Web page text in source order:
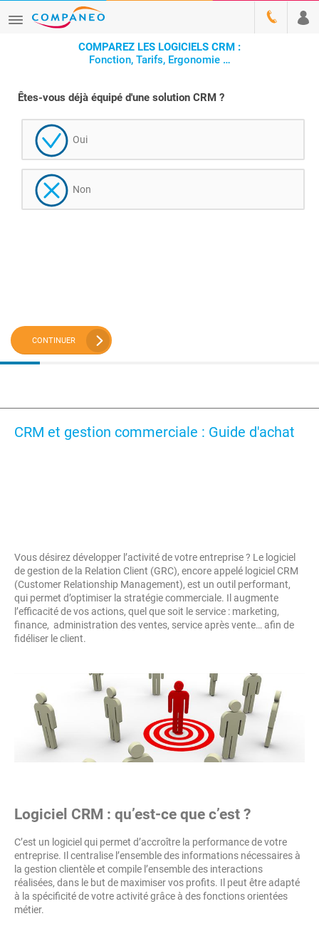
COMPAREZ LES LOGICIELS CRM :
Fonction, Tarifs, Ergonomie …
Êtes-vous déjà équipé d'une solution CRM ?
Oui
Non
CONTINUER
CRM et gestion commerciale : Guide d'achat
Vous désirez développer l’activité de votre entreprise ? Le logiciel
de gestion de la Relation Client (GRC), encore appelé logiciel CRM
(Customer Relationship Management), est un outil performant,
qui permet d’optimiser la stratégie commerciale. Il augmente
l’efficacité de vos actions, quel que soit le service : marketing,
finance, administration des ventes, service après vente… afin de
fidéliser le client.
Logiciel CRM : qu’est-ce que c’est ?
C’est un logiciel qui permet d’accroître la performance de votre
entreprise. Il centralise l’ensemble des informations nécessaires à
la gestion clientèle et compile l’ensemble des interactions
réalisées, dans le but de maximiser vos profits. Il peut être adapté
à la spécificité de votre activité grâce à des fonctions orientées
métier.